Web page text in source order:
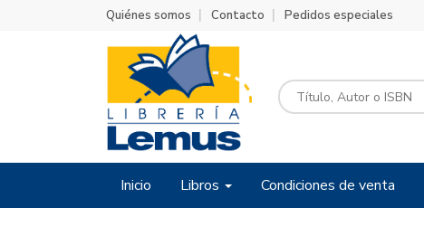
Quiénes somos Contacto Pedidos especiales
Inicio Libros Condiciones de venta